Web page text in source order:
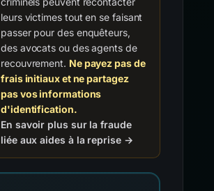
leurs victimes tout en se faisant
passer pour des enquêteurs,
des avocats ou des agents de
recouvrement. Ne payez pas de
frais initiaux et ne partagez
pas vos informations
d'identification.
En savoir plus sur la fraude
liée aux aides à la reprise →